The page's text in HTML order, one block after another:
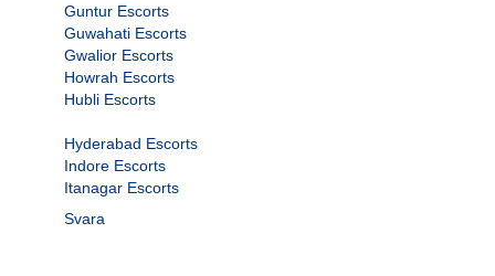
Guntur Escorts
Guwahati Escorts
Gwalior Escorts
Howrah Escorts
Hubli Escorts
Hyderabad Escorts
Indore Escorts
Itanagar Escorts
Svara